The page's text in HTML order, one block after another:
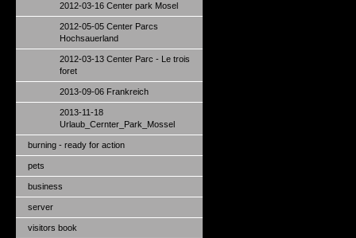
2012-03-16 Center park Mosel
2012-05-05 Center Parcs
Hochsauerland
2012-03-13 Center Parc - Le trois
foret
2013-09-06 Frankreich
2013-11-18
Urlaub_Cernter_Park_Mossel
burning - ready for action
pets
business
server
visitors book